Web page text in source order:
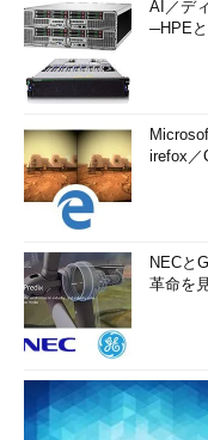
AI／デ
─HPE
irefox／
NECと
革命を